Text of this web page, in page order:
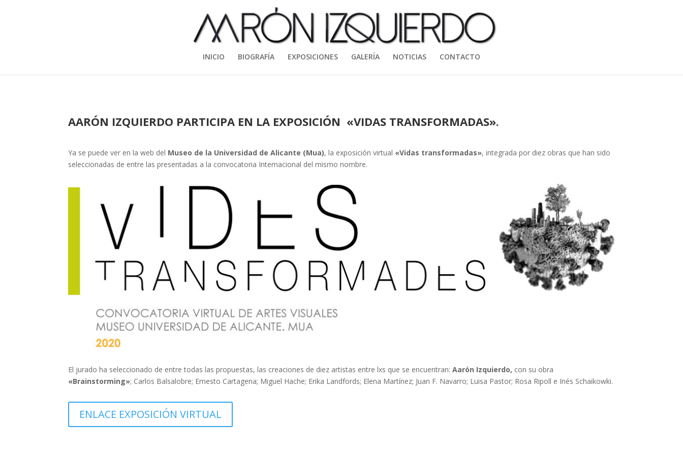
INICIO BIOGRAFÍA EXPOSICIONES GALERÍA NOTICIAS CONTACTO
AARÓN IZQUIERDO PARTICIPA EN LA EXPOSICIÓN «VIDAS TRANSFORMADAS».
Ya se puede ver en la web del Museo de la Universidad de Alicante (Mua), la exposición virtual «Vidas transformadas», integrada por diez obras que han sido
seleccionadas de entre las presentadas a la convocatoria Internacional del mismo nombre.
El jurado ha seleccionado de entre todas las propuestas, las creaciones de diez artistas entre lxs que se encuentran:Aarón Izquierdo, con su obra
«Brainstorming»; Carlos Balsalobre; Ernesto Cartagena; Miguel Hache; Erika Landfords; Elena Martínez; Juan F. Navarro; Luisa Pastor; Rosa Ripoll e Inés Schaikowki.
ENLACE EXPOSICIÓN VIRTUAL